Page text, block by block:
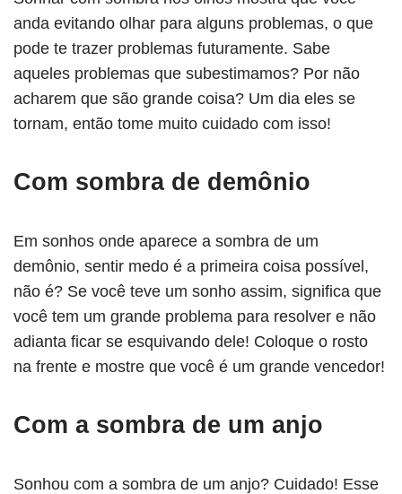
anda evitando olhar para alguns problemas, o que
pode te trazer problemas futuramente. Sabe
aqueles problemas que subestimamos? Por não
acharem que são grande coisa? Um dia eles se
tornam, então tome muito cuidado com isso!
Com sombra de demônio
Em sonhos onde aparece a sombra de um
demônio, sentir medo é a primeira coisa possível,
não é? Se você teve um sonho assim, significa que
você tem um grande problema para resolver e não
adianta ficar se esquivando dele! Coloque o rosto
na frente e mostre que você é um grande vencedor!
Com a sombra de um anjo
Sonhou com a sombra de um anjo? Cuidado! Esse